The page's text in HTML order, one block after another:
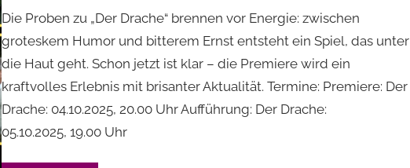
Die Proben zu „Der Drache“ brennen vor Energie: zwischen
groteskem Humor und bitterem Ernst entsteht ein Spiel, das unter
die Haut geht. Schon jetzt ist klar – die Premiere wird ein
kraftvolles Erlebnis mit brisanter Aktualität. Termine: Premiere: Der
Drache: 04.10.2025, 20.00 Uhr Aufführung: Der Drache:
05.10.2025, 19.00 Uhr